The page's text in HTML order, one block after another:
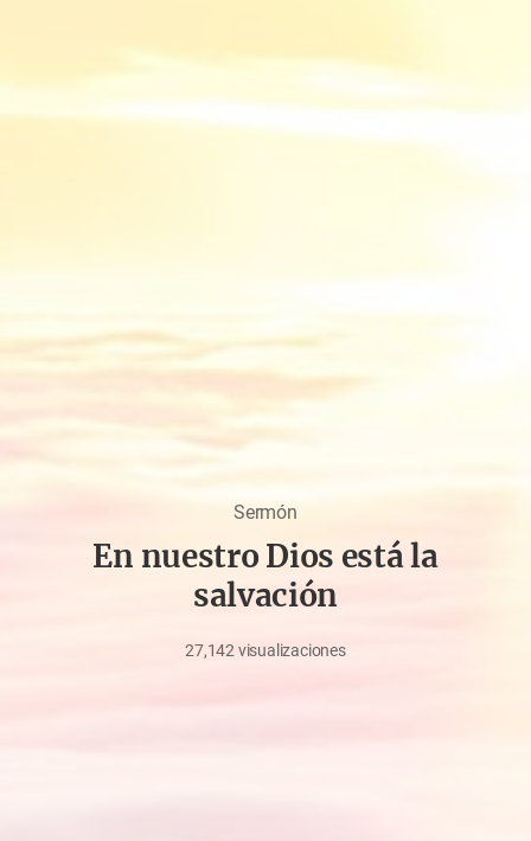
Sermón
En nuestro Dios está la
salvación
julio
27,142 visualizaciones